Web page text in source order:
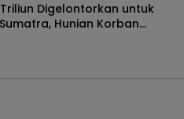
Digelontorkan untuk
Hunian Korban